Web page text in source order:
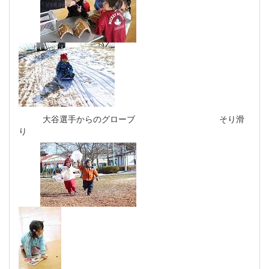
大谷選手からのグローブ そり滑
り